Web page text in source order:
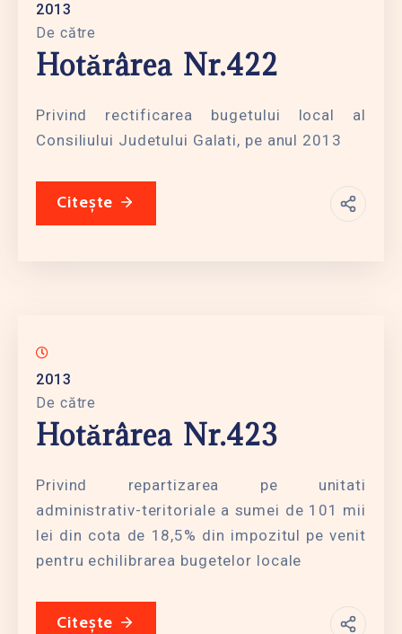
2013
De către
Hotărârea Nr.422
Privind rectificarea bugetului local al
Consiliului Judetului Galati, pe anul 2013
Citește
2013
De către
Hotărârea Nr.423
Privind repartizarea pe unitati
administrativ-teritoriale a sumei de 101 mii
lei din cota de 18,5% din impozitul pe venit
pentru echilibrarea bugetelor locale
Citește